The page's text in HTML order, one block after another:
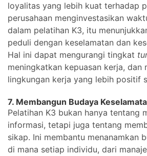
loyalitas yang lebih kuat terhadap
perusahaan menginvestasikan
dalam pelatihan K3, itu
peduli dengan keselamatan dan
Hal ini dapat mengurangi tingkat
meningkatkan kepuasan kerja, dan
lingkungan kerja yang lebih positif
7. Membangun Budaya
Pelatihan K3 bukan hanya tentang
informasi, tetapi juga tentang
sikap. Ini membantu menanamkan
di mana setiap individu, dari